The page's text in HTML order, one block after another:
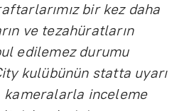
bir kez daha
ve tezahüratların
edilemez durumu
kulübünün statta uyarı
kameralarla inceleme